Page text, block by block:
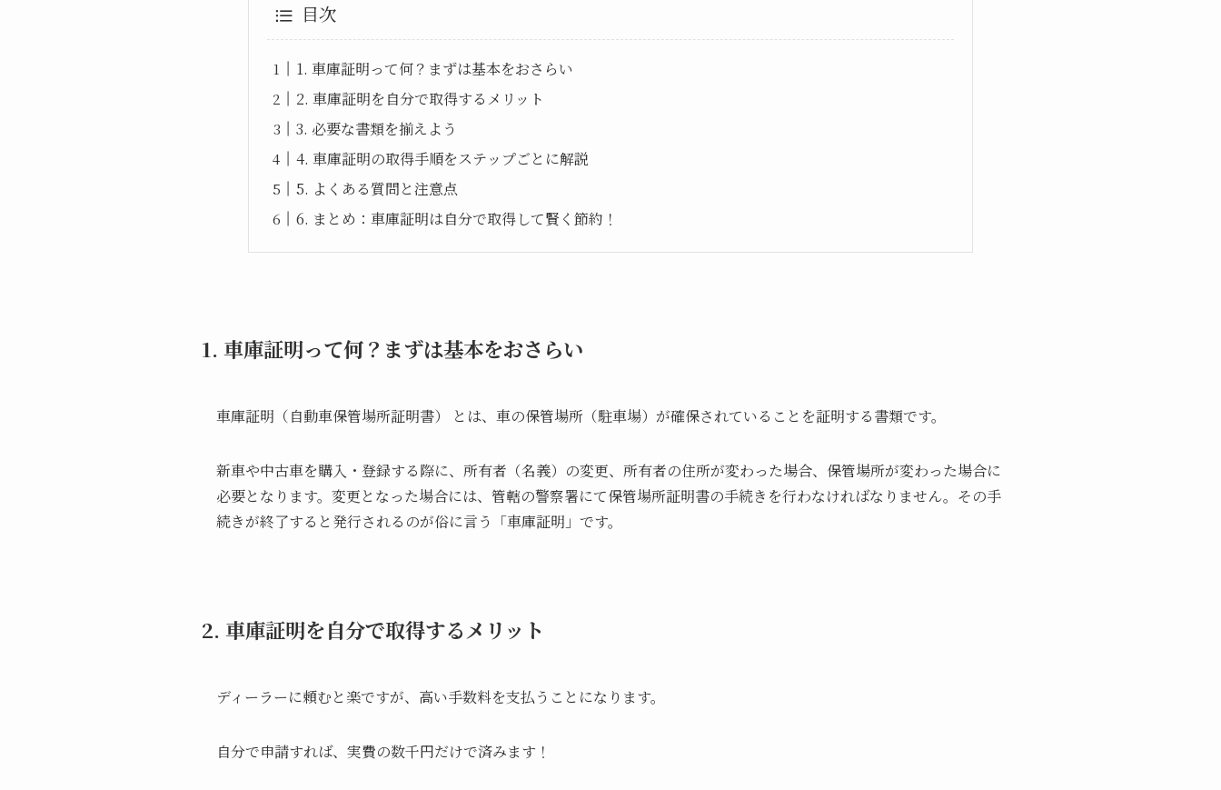
目次
1. 車庫証明って何？まずは基本をおさらい
2. 車庫証明を自分で取得するメリット
3. 必要な書類を揃えよう
4. 車庫証明の取得手順をステップごとに解説
5. よくある質問と注意点
6. まとめ：車庫証明は自分で取得して賢く節約！
1. 車庫証明って何？まずは基本をおさらい
車庫証明（自動車保管場所証明書） とは、車の保管場所（駐車場）が確保されていることを証明する書類です。
新車や中古車を購入・登録する際に、所有者（名義）の変更、所有者の住所が変わった場合、保管場所が変わった場合に
必要となります。変更となった場合には、管轄の警察署にて保管場所証明書の手続きを行わなければなりません。その手
続きが終了すると発行されるのが俗に言う「車庫証明」です。
2. 車庫証明を自分で取得するメリット
ディーラーに頼むと楽ですが、高い手数料を支払うことになります。
自分で申請すれば、実費の数千円だけで済みます！